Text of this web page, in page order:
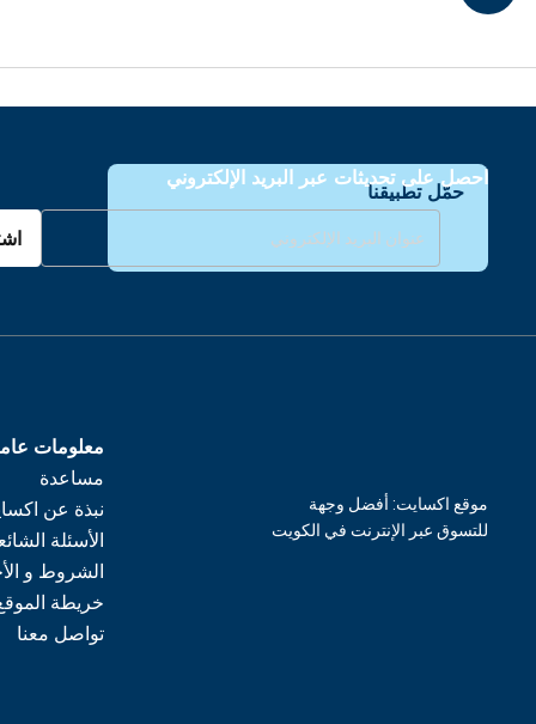
حمّل تطبيقنا
احصل على تحديثات عبر البريد الإلكتروني
معلومات
مساعدة
نبذة عن
الأسئلة
الشروط و
خريطة
تواصل معنا
موقع اكسايت: أفضل وجهة
للتسوق عبر الإنترنت في الكويت